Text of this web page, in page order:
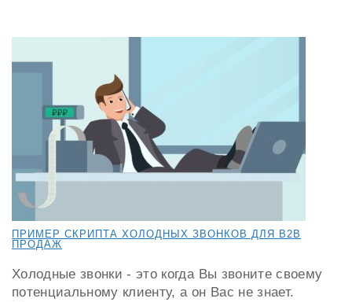
ПРИМЕР СКРИПТА ХОЛОДНЫХ ЗВОНКОВ ДЛЯ B2B
ПРОДАЖ
Холодные звонки - это когда Вы звоните своему
потенциальному клиенту, а он Вас не знает.